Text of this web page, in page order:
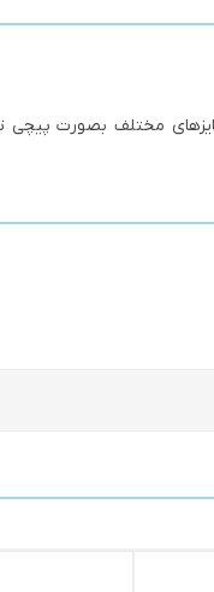
مختلف بصورت پیچی